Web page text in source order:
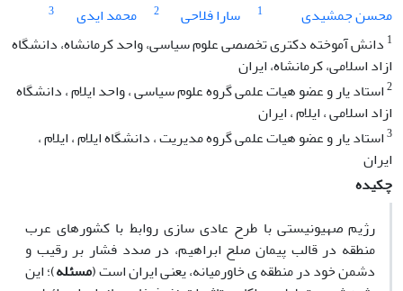
محسن جمشیدی
1 سارا فلاحی 2 محمد ایدی
3
1 دانش آموخته دکتری تخصصی علوم سیاسی، واحد کرمانشاه، دانشگاه
ازاد اسلامی، کرمانشاه، ایران
2استاد یار و عضو هیات علمی گروه علوم سیاسی ، واحد ایلام ، دانشگاه
ازاد اسلامی ، ایلام ، ایران
3استاد یار و عضو هیات علمی گروه مدیریت ، دانشگاه ایلام ، ایلام ،
ایران
چکیده
رژیم صهیونیستی با طرح عادی سازی روابط با کشورهای عرب
منطقه در قالب پیمان صلح ابراهیم، در صدد فشار بر رقیب و
دشمن خود در منطقه ی خاورمیانه، یعنی ایران است (مسئله)؛ این